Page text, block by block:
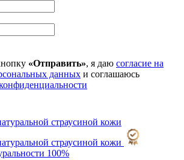
«Отправить», я даю согласие на
данных и соглашаюсь
100%